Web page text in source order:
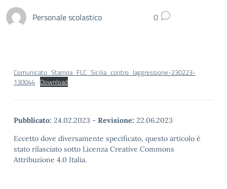
Personale scolastico 0
Comunicato_Stampa_FLC_Sicilia_contro_laggressione-230223-
130044 Download
Pubblicato: 24.02.2023 - Revisione: 22.06.2023
Eccetto dove diversamente specificato, questo articolo è
stato rilasciato sotto Licenza Creative Commons
Attribuzione 4.0 Italia.